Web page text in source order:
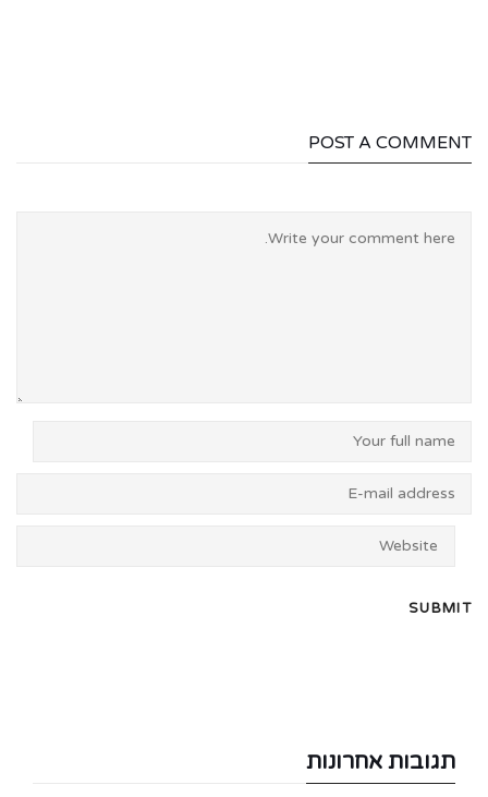
POST A COMMENT
תגובות אחרונות